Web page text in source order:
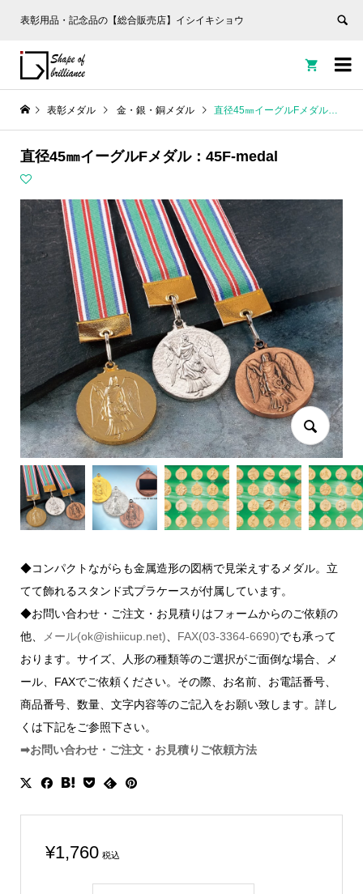
表彰用品・記念品の【総合販売店】イシイキショウ


表彰メダル 金・銀・銅メダル 直径45㎜イーグルFメダル：45F-medal
直径45㎜イーグルFメダル：45F-medal
◆コンパクトながらも金属造形の図柄で見栄えするメダル。立
てて飾れるスタンド式プラケースが付属しています。
◆お問い合わせ・ご注文・お見積りはフォームからのご依頼の
他、
メール(ok@ishiicup.net) FAX(03-3364-6690)でも承って
おります。サイズ、人形の種類等のご選択がご面倒な場合、メ
ール、FAXでご依頼ください。その際、お名前、お電話番号、
商品番号、数量、文字内容等のご記入をお願い致します。詳し
くは下記をご参照下さい。
➡お問い合わせ・ご注文・お見積りご依頼方法
¥1,760 税込